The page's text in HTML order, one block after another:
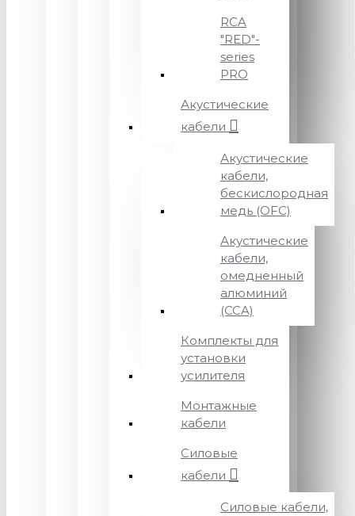
RCA
"RED"-
series
PRO
Акустические
кабели
Акустические
кабели,
бескислородная
медь (OFC)
Акустические
кабели,
омедненный
алюминий
(CCA)
Комплекты для
установки
усилителя
Монтажные
кабели
Силовые
кабели
Силовые кабели,